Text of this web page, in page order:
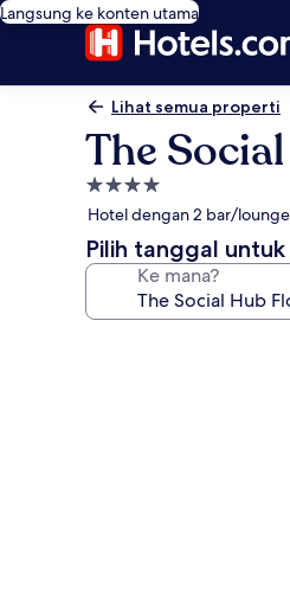
Langsung ke konten utama
Lihat semua properti
The
Properti
bintang
4.0
Hotel dengan 2 bar/
Pilih tanggal
Ke mana?